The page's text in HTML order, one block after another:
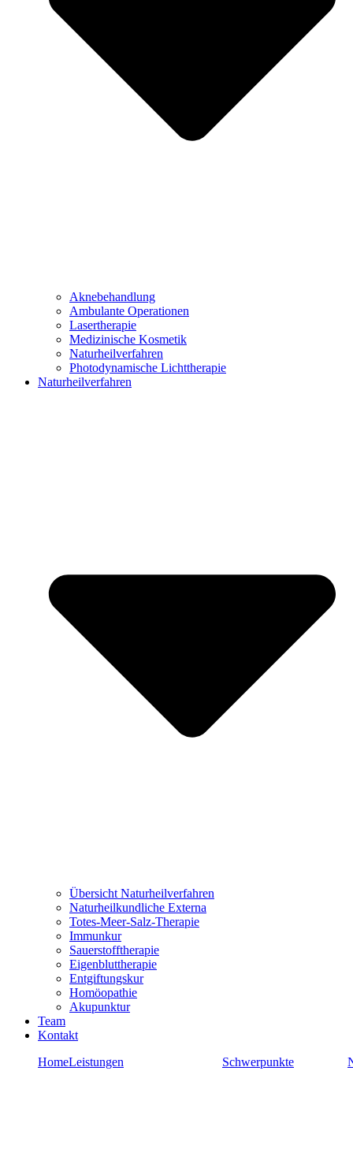
Aknebehandlung
Ambulante Operationen
Lasertherapie
Medizinische Kosmetik
Naturheilverfahren
Photodynamische Lichttherapie
Naturheilverfahren
Übersicht Naturheilverfahren
Naturheilkundliche Externa
Totes-Meer-Salz-Therapie
Immunkur
Sauerstofftherapie
Eigenbluttherapie
Entgiftungskur
Homöopathie
Akupunktur
Team
Kontakt
HomeLeistungen Schwerpunkte